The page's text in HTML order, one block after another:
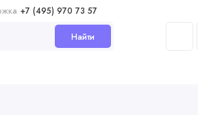
+7 (495) 970 73 57
Найти